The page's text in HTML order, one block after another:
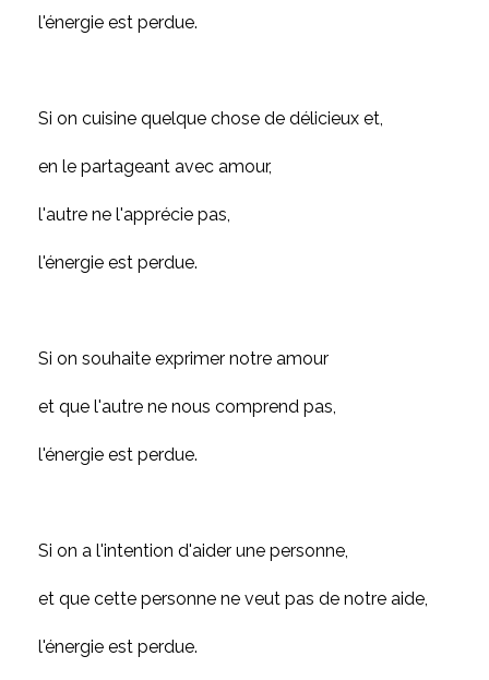
l'énergie est perdue.
Si on cuisine quelque chose de délicieux et,
en le partageant avec amour,
l'autre ne l'apprécie pas,
l'énergie est perdue.
Si on souhaite exprimer notre amour
et que l'autre ne nous comprend pas,
l'énergie est perdue.
Si on a l'intention d'aider une personne,
et que cette personne ne veut pas de notre aide,
l'énergie est perdue.